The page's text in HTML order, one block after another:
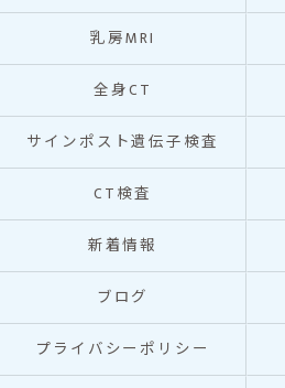
乳房MRI
全身CT
サインポスト遺伝子検査
CT検査
新着情報
ブログ
プライバシーポリシー